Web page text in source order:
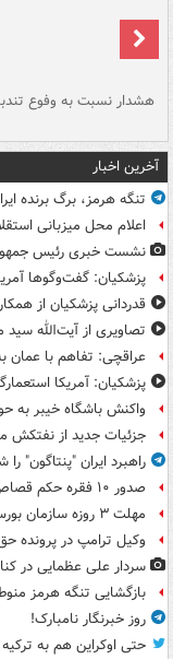
هشدار نسبت به وفوع
آخرین اخبار
تنگه هرمز، برگ برنده
اعلام محل میزبانی
نشست خبری رئیس جمهور
پزشکیان: گفت‌وگوها
قدردانی پزشکیان از
تصاویری از آیت‌الله
عراقچی: تفاهم با عمان
پزشکیان: آمریکا
واکنش باشگاه خیبر
جزئیات جدید از نفتکش
راهبرد ایران
صدور ۱۰ فقره حکم قصاص برای «کلثوم اکبری»
مهلت ۳ روزه سازمان بورس به هلدینگ خلیج فارس
وکیل ترامپ در پرونده
سردار علی عظمایی در
بازگشایی تنگه هرمز
روز خبرنگار نامبارک!
حتی اوکراین هم به